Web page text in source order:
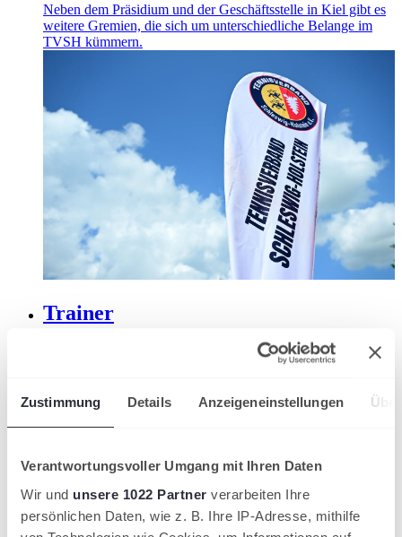
Zustimmung Details Anzeigeneinstellungen
Verantwortungsvoller Umgang mit Ihren Daten
Wir und unsere 1022 Partner verarbeiten Ihre
persönlichen Daten, wie z. B. Ihre IP-Adresse, mithilfe
Neben dem Präsidium und der Geschäftsstelle in Kiel gibt es
weitere Gremien, die sich um unterschiedliche Belange im
TVSH kümmern.
Trainer
Verbandstrainer, Regionstrainer oder Jüngstentennis. Hier
findet ihr alle Trainer aus unserem Verband.